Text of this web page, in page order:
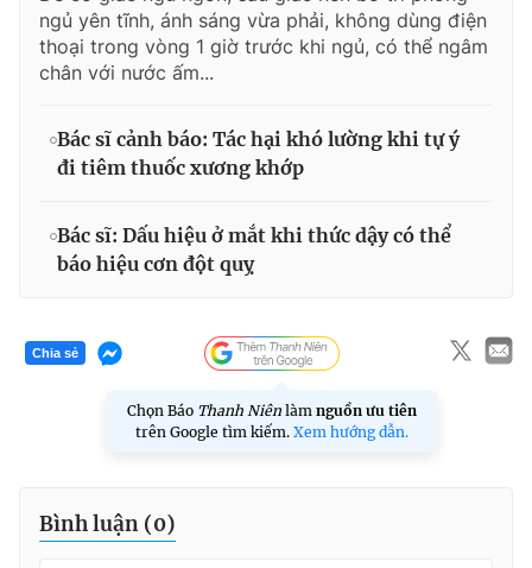
ngủ yên tĩnh, ánh sáng vừa phải, không dùng điện
thoại trong vòng 1 giờ trước khi ngủ, có thể ngâm
chân với nước ấm...
Bác sĩ cảnh báo: Tác hại khó lường khi tự ý
đi tiêm thuốc xương khớp
Bác sĩ: Dấu hiệu ở mắt khi thức dậy có thể
báo hiệu cơn đột quỵ
Chia sẻ
Chọn Báo Thanh Niên làm nguồn ưu tiên
trên Google tìm kiếm. Xem hướng dẫn.
Bình luận (0)